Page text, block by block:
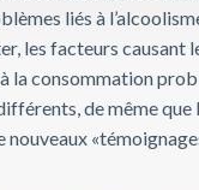
liés à
les facteurs causant
la consommation
de même que
nouveaux